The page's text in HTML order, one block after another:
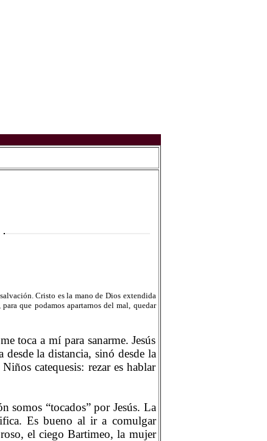
Cristo es la mano de Dios extendida
que podamos apartarnos del mal, quedar
toca a mí para sanarme. Jesús
la distancia, sinó desde la
catequesis: rezar es hablar
somos “tocados” por Jesús. La
Es bueno al ir a comulgar
el ciego Bartimeo, la mujer